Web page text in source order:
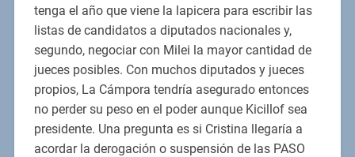
tenga el año que viene la lapicera para escribir las
listas de candidatos a diputados nacionales y,
segundo, negociar con Milei la mayor cantidad de
jueces posibles. Con muchos diputados y jueces
propios, La Cámpora tendría asegurado entonces
no perder su peso en el poder aunque Kicillof sea
presidente. Una pregunta es si Cristina llegaría a
acordar la derogación o suspensión de las PASO